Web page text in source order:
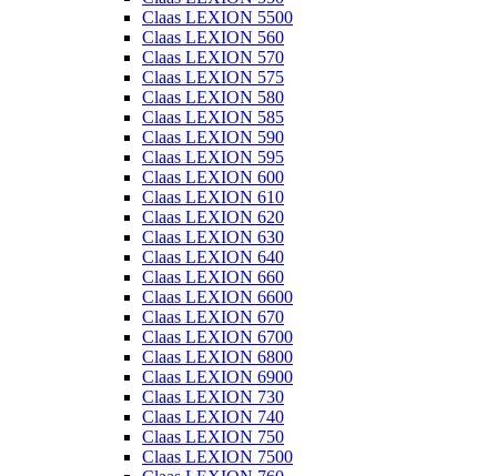
Claas LEXION 5500
Claas LEXION 560
Claas LEXION 570
Claas LEXION 575
Claas LEXION 580
Claas LEXION 585
Claas LEXION 590
Claas LEXION 595
Claas LEXION 600
Claas LEXION 610
Claas LEXION 620
Claas LEXION 630
Claas LEXION 640
Claas LEXION 660
Claas LEXION 6600
Claas LEXION 670
Claas LEXION 6700
Claas LEXION 6800
Claas LEXION 6900
Claas LEXION 730
Claas LEXION 740
Claas LEXION 750
Claas LEXION 7500